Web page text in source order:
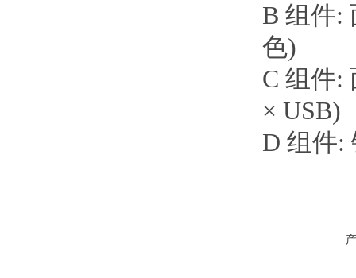
B 组件:
色)
C 组件:
× USB)
D 组件: